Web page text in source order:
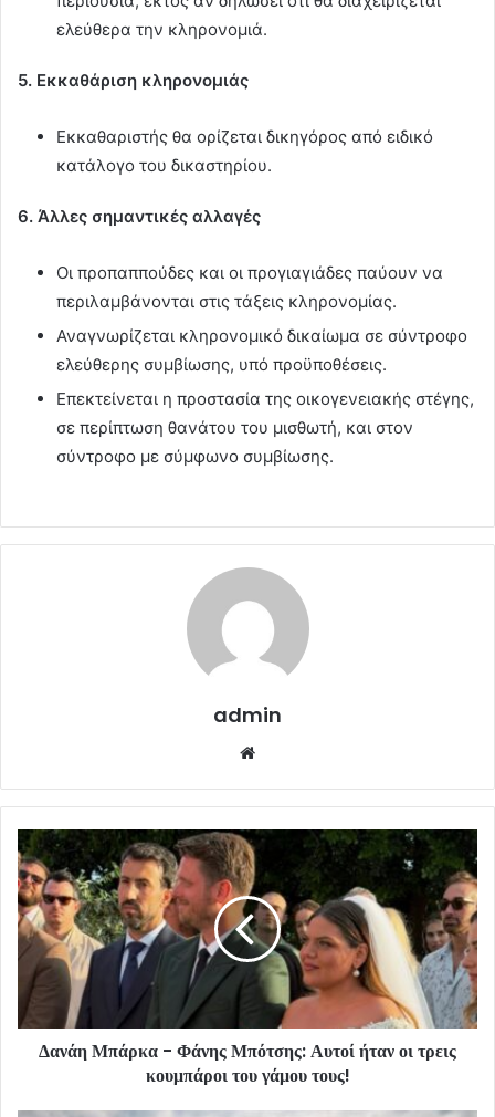
ελεύθερα την κληρονομιά.
5. Εκκαθάριση κληρονομιάς
Εκκαθαριστής θα ορίζεται δικηγόρος από ειδικό
κατάλογο του δικαστηρίου.
6. Άλλες σημαντικές αλλαγές
Οι προπαππούδες και οι προγιαγιάδες παύουν να
περιλαμβάνονται στις τάξεις κληρονομίας.
Αναγνωρίζεται κληρονομικό δικαίωμα σε σύντροφο
ελεύθερης συμβίωσης, υπό προϋποθέσεις.
Επεκτείνεται η προστασία της οικογενειακής στέγης,
σε περίπτωση θανάτου του μισθωτή, και στον
σύντροφο με σύμφωνο συμβίωσης.
admin
Δανάη Μπάρκα - Φάνης Μπότσης: Αυτοί ήταν οι τρεις
κουμπάροι του γάμου τους!